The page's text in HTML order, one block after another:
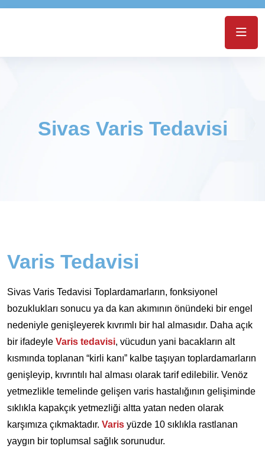
Sivas Varis Tedavisi
Varis Tedavisi
Sivas Varis Tedavisi Toplardamarların, fonksiyonel
bozuklukları sonucu ya da kan akımının önündeki bir engel
nedeniyle genişleyerek kıvrımlı bir hal almasıdır. Daha açık
bir ifadeyle Varis tedavisi, vücudun yani bacakların alt
kısmında toplanan “kirli kanı” kalbe taşıyan toplardamarların
genişleyip, kıvrıntılı hal alması olarak tarif edilebilir. Venöz
yetmezlikle temelinde gelişen varis hastalığının gelişiminde
sıklıkla kapakçık yetmezliği altta yatan neden olarak
karşımıza çıkmaktadır. Varis yüzde 10 sıklıkla rastlanan
yaygın bir toplumsal sağlık sorunudur.